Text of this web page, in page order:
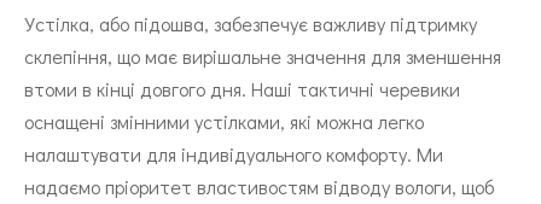
Устілка, або підошва, забезпечує важливу підтримку
склепіння, що має вирішальне значення для зменшення
втоми в кінці довгого дня. Наші тактичні черевики
оснащені змінними устілками, які можна легко
налаштувати для індивідуального комфорту. Ми
надаємо пріоритет властивостям відводу вологи, щоб